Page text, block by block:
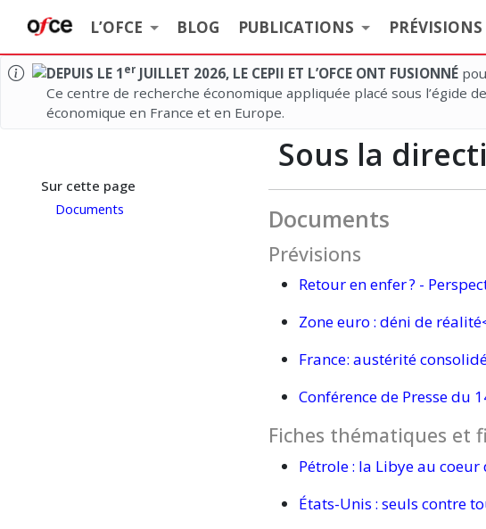
L’OFCE BLOG PUBLICATIONS PRÉVISIONS
DEPUIS LE 1 erJUILLET 2026, LE CEPII ET L’OFCE ONT FUSIONNÉ
Ce centre de recherche économique appliquée placé sous l’égide
économique en France et en Europe.
Sur cette page
Documents
Sous la
Documents
Prévisions
Retour enenfer ? -
Zoneeuro : déni de
France: austérité
Conférence de Presse du
Fiches thématiques et
Pétrole : la Libye au coeur
États-Unis : seuls contre